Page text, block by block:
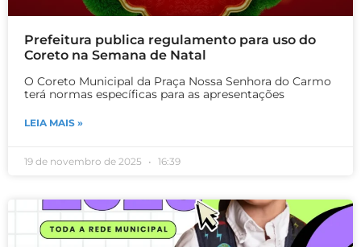
Prefeitura publica regulamento para uso do
Coreto na Semana de Natal
O Coreto Municipal da Praça Nossa Senhora do Carmo
terá normas específicas para as apresentações
LEIA MAIS »
19 de novembro de 2025 16:39